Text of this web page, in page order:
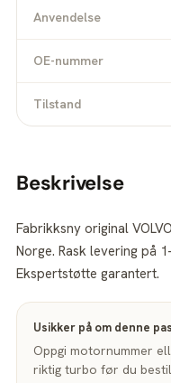
Anvendelse
OE-nummer
Tilstand
Beskrivelse
Fabrikksny original
Norge. Rask levering på
Ekspertstøtte garantert.
Usikker på om denne
Oppgi motornummer
riktig turbo før du